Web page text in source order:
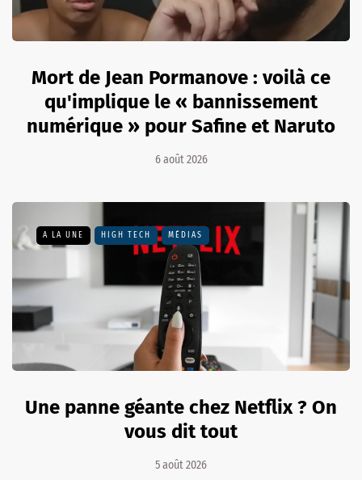
Mort de Jean Pormanove : voilà ce
qu'implique le « bannissement
numérique » pour Safine et Naruto
6 août 2026
A LA UNE HIGH TECH MÉDIAS
Une panne géante chez Netflix ? On
vous dit tout
5 août 2026